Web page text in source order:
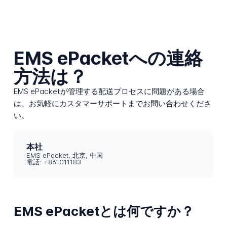
EMS ePacketへの連絡
方法は？
EMS ePacketが管理する配送プロセスに問題がある場合
は、お気軽にカスタマーサポートまでお問い合わせくださ
い。
本社
EMS ePacket, 北京, 中国
電話: +861011183
EMS ePacketとは何ですか？